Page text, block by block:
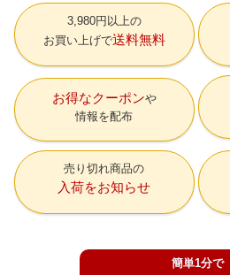
3,980円以上の
お買い上げで送料無料
お得なクーポン
情報を配布
売り切れ商品の
入荷をお知らせ
簡単1分で